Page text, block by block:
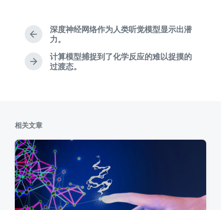
上
文
章
深度神经网络作为人类听觉模型显示出潜
力。
下
计算模型捕捉到了化学反应的难以捉摸的
过渡态。
相关文章